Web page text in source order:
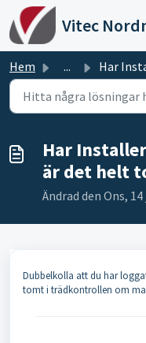
Hoppa över till
Vitec
Hem ... Har Installerat FO på
Har
är det helt
Ändrad den Ons, 14
Dubbelkolla att du har
tomt i trädkontrollen om